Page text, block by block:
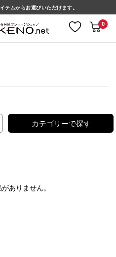
テムからお選びいただけます。
0
カテゴリーで探す
ありません。